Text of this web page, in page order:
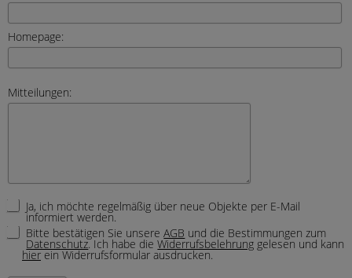
Homepage:
Mitteilungen:
Ja, ich möchte regelmäßig über neue Objekte per E-Mail
informiert werden.
Bitte bestätigen Sie unsereAGB und die Bestimmungen zum
Datenschutz. Ich habe dieWiderrufsbelehrung gelesen und kann
hierein Widerrufsformular ausdrucken.